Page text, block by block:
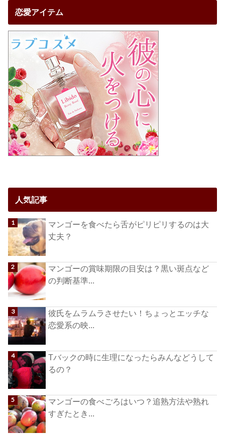
恋愛アイテム
人気記事
マンゴーを食べたら舌がピリピリするのは大
丈夫？
マンゴーの賞味期限の目安は？黒い斑点など
の判断基準...
彼氏をムラムラさせたい！ちょっとエッチな
恋愛系の映...
Tバックの時に生理になったらみんなどうして
るの？
マンゴーの食べごろはいつ？追熟方法や熟れ
すぎたとき...